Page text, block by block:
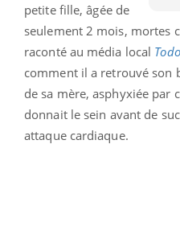
petite fille, âgée de
seulement 2 mois, mortes
raconté au média local
comment il a retrouvé son
de sa mère, asphyxiée par
donnait le sein avant de
attaque cardiaque.